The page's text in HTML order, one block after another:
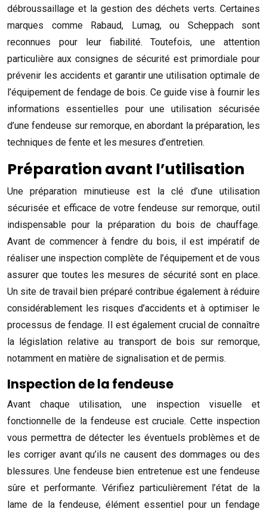
débroussaillage et la gestion des déchets verts. Certaines
marques comme Rabaud, Lumag, ou Scheppach sont
reconnues pour leur fiabilité. Toutefois, une attention
particulière aux consignes de sécurité est primordiale pour
prévenir les accidents et garantir une utilisation optimale de
l’équipement de fendage de bois. Ce guide vise à fournir les
informations essentielles pour une utilisation sécurisée
d’une fendeuse sur remorque, en abordant la préparation, les
techniques de fente et les mesures d’entretien.
Préparation avant l’utilisation
Une préparation minutieuse est la clé d’une utilisation
sécurisée et efficace de votre fendeuse sur remorque, outil
indispensable pour la préparation du bois de chauffage.
Avant de commencer à fendre du bois, il est impératif de
réaliser une inspection complète de l’équipement et de vous
assurer que toutes les mesures de sécurité sont en place.
Un site de travail bien préparé contribue également à réduire
considérablement les risques d’accidents et à optimiser le
processus de fendage. Il est également crucial de connaître
la législation relative au transport de bois sur remorque,
notamment en matière de signalisation et de permis.
Inspection de la fendeuse
Avant chaque utilisation, une inspection visuelle et
fonctionnelle de la fendeuse est cruciale. Cette inspection
vous permettra de détecter les éventuels problèmes et de
les corriger avant qu’ils ne causent des dommages ou des
blessures. Une fendeuse bien entretenue est une fendeuse
sûre et performante. Vérifiez particulièrement l’état de la
lame de la fendeuse, élément essentiel pour un fendage